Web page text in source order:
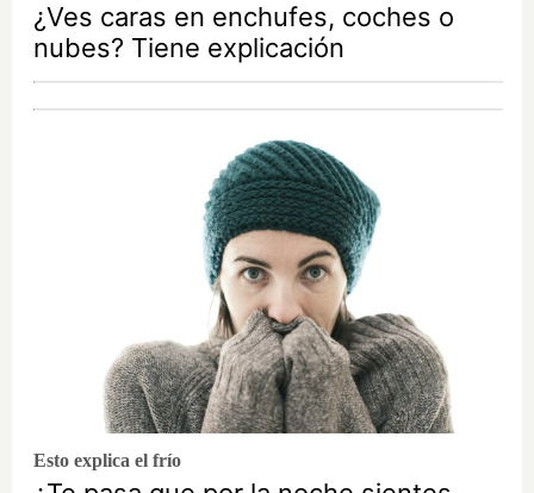
¿Ves caras en enchufes, coches o
nubes? Tiene explicación
Esto explica el frío